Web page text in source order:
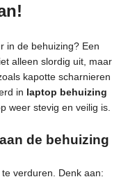
in de behuizing? Een
alleen slordig uit, maar
kapotte scharnieren
in laptop behuizing
weer stevig en veilig is.
de behuizing
verduren. Denk aan: